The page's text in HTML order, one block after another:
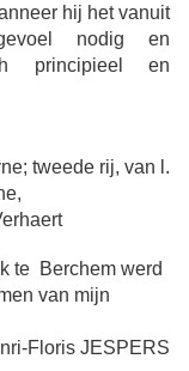
hij het vanuit
nodig en
principieel en
tweede rij, van l.
te Berchem werd
van mijn
Floris JESPERS